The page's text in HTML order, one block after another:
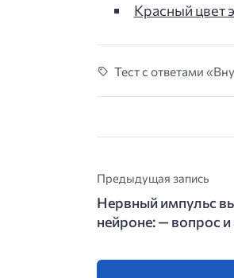
Красный цвет
Тест с ответами
Предыдущая запись
Нервный импульс
нейроне: — вопрос и